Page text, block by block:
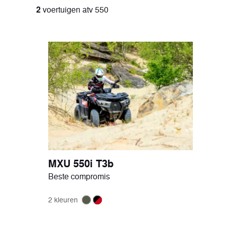
Vintage
2 voertuigen
2voertuigen atv 550
MXU 550i T3b
Beste compromis
2 kleuren